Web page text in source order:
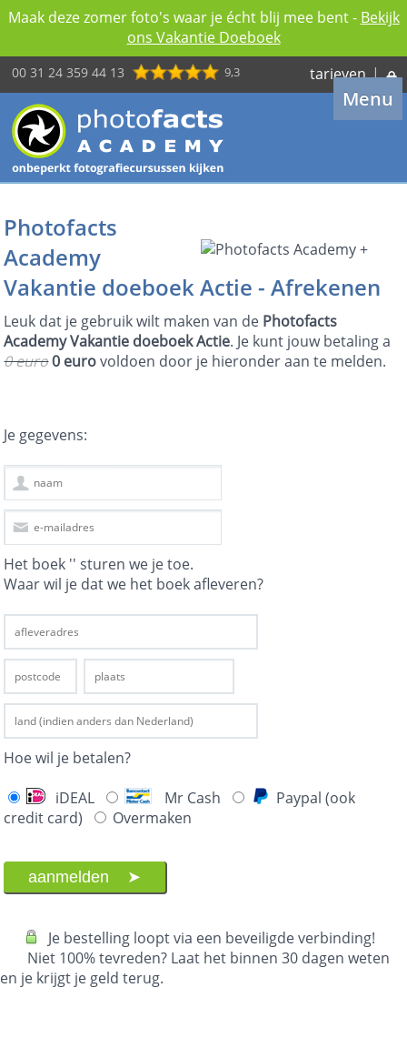
Maak deze zomer foto's waar je écht blij mee bent - Bekijk
ons Vakantie Doeboek
00 31 24 359 44 13 9,3 tarieven |
Menu
Photofacts
Academy
Vakantie doeboek Actie - Afrekenen
Leuk dat je gebruik wilt maken van de Photofacts
Academy Vakantie doeboek Actie. Je kunt jouw betaling a
0 euro0 eurovoldoen door je hieronder aan te melden.
Je gegevens:
Het boek '' sturen we je toe.
Waar wil je dat we het boek afleveren?
Hoe wil je betalen?
iDEAL
Mr Cash
Paypal (ook
credit card)
Overmaken
Je bestelling loopt via een beveiligde verbinding!
Niet 100% tevreden? Laat het binnen 30 dagen weten
en je krijgt je geld terug.